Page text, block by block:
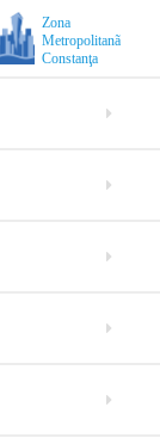
Zona
Metropolitanã
Constanţa